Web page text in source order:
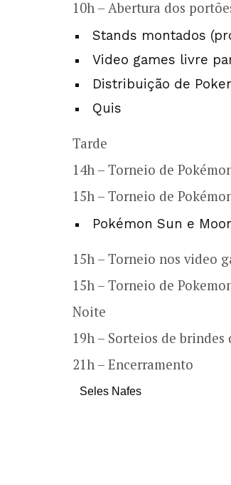
10h – Abertura dos
Stands montados
Video games livre
Distribuição de
Quis
Tarde
14h – Torneio de
15h – Torneio de
Pokémon Sun e
15h – Torneio nos video
15h – Torneio de
Noite
19h – Sorteios de
21h – Encerramento
Seles Nafes